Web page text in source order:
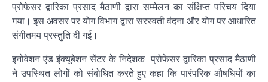
प्रोफेसर द्वारिका प्रसाद मैठाणी द्वारा सम्मेलन का संक्षिप्त परिचय दिया
गया। इस अवसर पर योग विभाग द्वारा सरस्वती वंदना और योग पर आधारित
संगीतमय प्रस्तुति दी गई।
इनोवेशन एंड इंक्यूबेशन सेंटर के निदेशक प्रोफेसर द्वारिका प्रसाद मैठाणी
ने उपस्थित लोगों को संबोधित करते हुए कहा कि पारंपरिक औषधियों का